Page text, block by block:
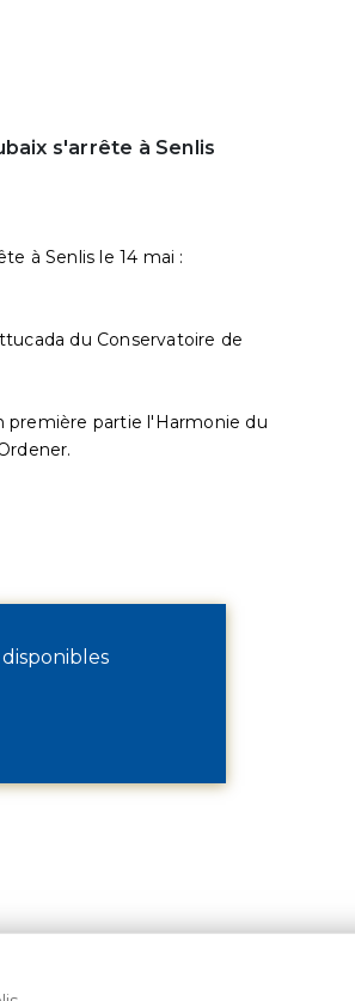
s'arrête à Senlis
à Senlis le 14 mai :
du Conservatoire de
première partie l'Harmonie du